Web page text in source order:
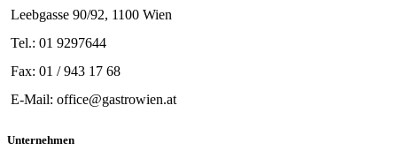
Leebgasse 90/92, 1100 Wien
Tel.: 01 9297644
Fax: 01 / 943 17 68
E-Mail: office@gastrowien.at
Unternehmen